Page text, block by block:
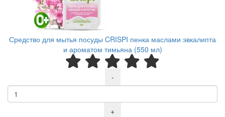
Средство для мытья посуды CRISPI пенка маслами эвкалипта
и ароматом тимьяна (550 мл)
-
+